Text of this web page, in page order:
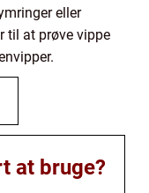
eller
til at prøve vippe
at bruge?